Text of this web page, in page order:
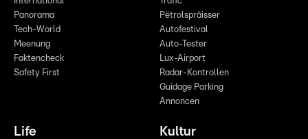
Panorama
Tech-World
Meenung
Faktencheck
Safety First
Pëtrolspräisser
Autofestival
Auto-Tester
Lux-Airport
Radar-Kontrollen
Guidage Parking
Annoncen
Life Kultur